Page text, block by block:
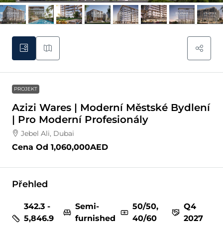
PROJEKT
Azizi Wares | Moderní Městské Bydlení
| Pro Moderní Profesionály
Jebel Ali, Dubai
Cena Od 1,060,000AED
Přehled
342.3 -
5,846.9
Semi-
furnished
50/50,
40/60
Q4
2027